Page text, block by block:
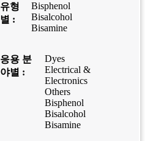
유형
별 :
Bisphenol
Bisalcohol
Bisamine
응용 분
야별 :
Dyes
Electrical &
Electronics
Others
Bisphenol
Bisalcohol
Bisamine